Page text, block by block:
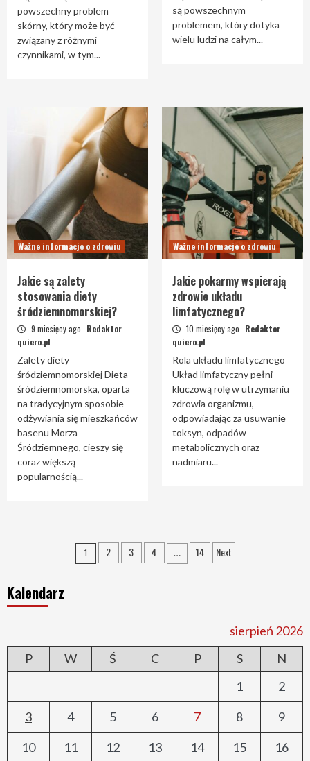
powszechny problem
skórny, który może być
związany z różnymi
czynnikami, w tym...
są powszechnym
problemem, który dotyka
wielu ludzi na całym...
Ważne informacje o zdrowiu
Jakie są zalety
stosowania diety
śródziemnomorskiej?
9 miesięcy ago Redaktor
quiero.pl
Zalety diety
śródziemnomorskiej Dieta
śródziemnomorska, oparta
na tradycyjnym sposobie
odżywiania się mieszkańców
basenu Morza
Śródziemnego, cieszy się
coraz większą
popularnością...
Ważne informacje o zdrowiu
Jakie pokarmy wspierają
zdrowie układu
limfatycznego?
10 miesięcy ago Redaktor
quiero.pl
Rola układu limfatycznego
Układ limfatyczny pełni
kluczową rolę w utrzymaniu
zdrowia organizmu,
odpowiadając za usuwanie
toksyn, odpadów
metabolicznych oraz
nadmiaru...
Nawigacja
1 2 3 4 … 14 Next
Kalendarz
sierpień 2026
P
W Ś C P S
N
1
2
3
4 5 6 7 8
9
10
11 12 13 14 15
16